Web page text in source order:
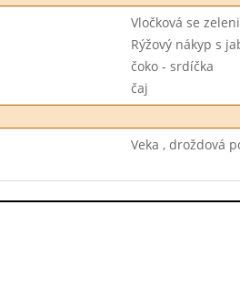
Vločková se
Rýžový nákyp s
čoko - srdíčka
čaj
Veka , droždová